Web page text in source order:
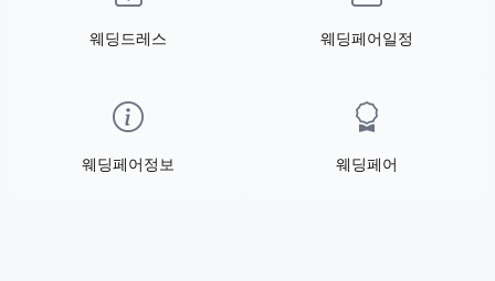
웨딩드레스 웨딩페어일정
웨딩페어정보 웨딩페어